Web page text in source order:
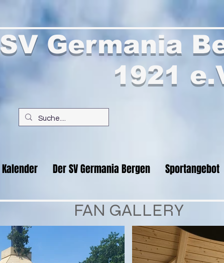
SV Germania
1921
Kalender Der SV Germania Bergen Sportangebot
FAN GALLERY